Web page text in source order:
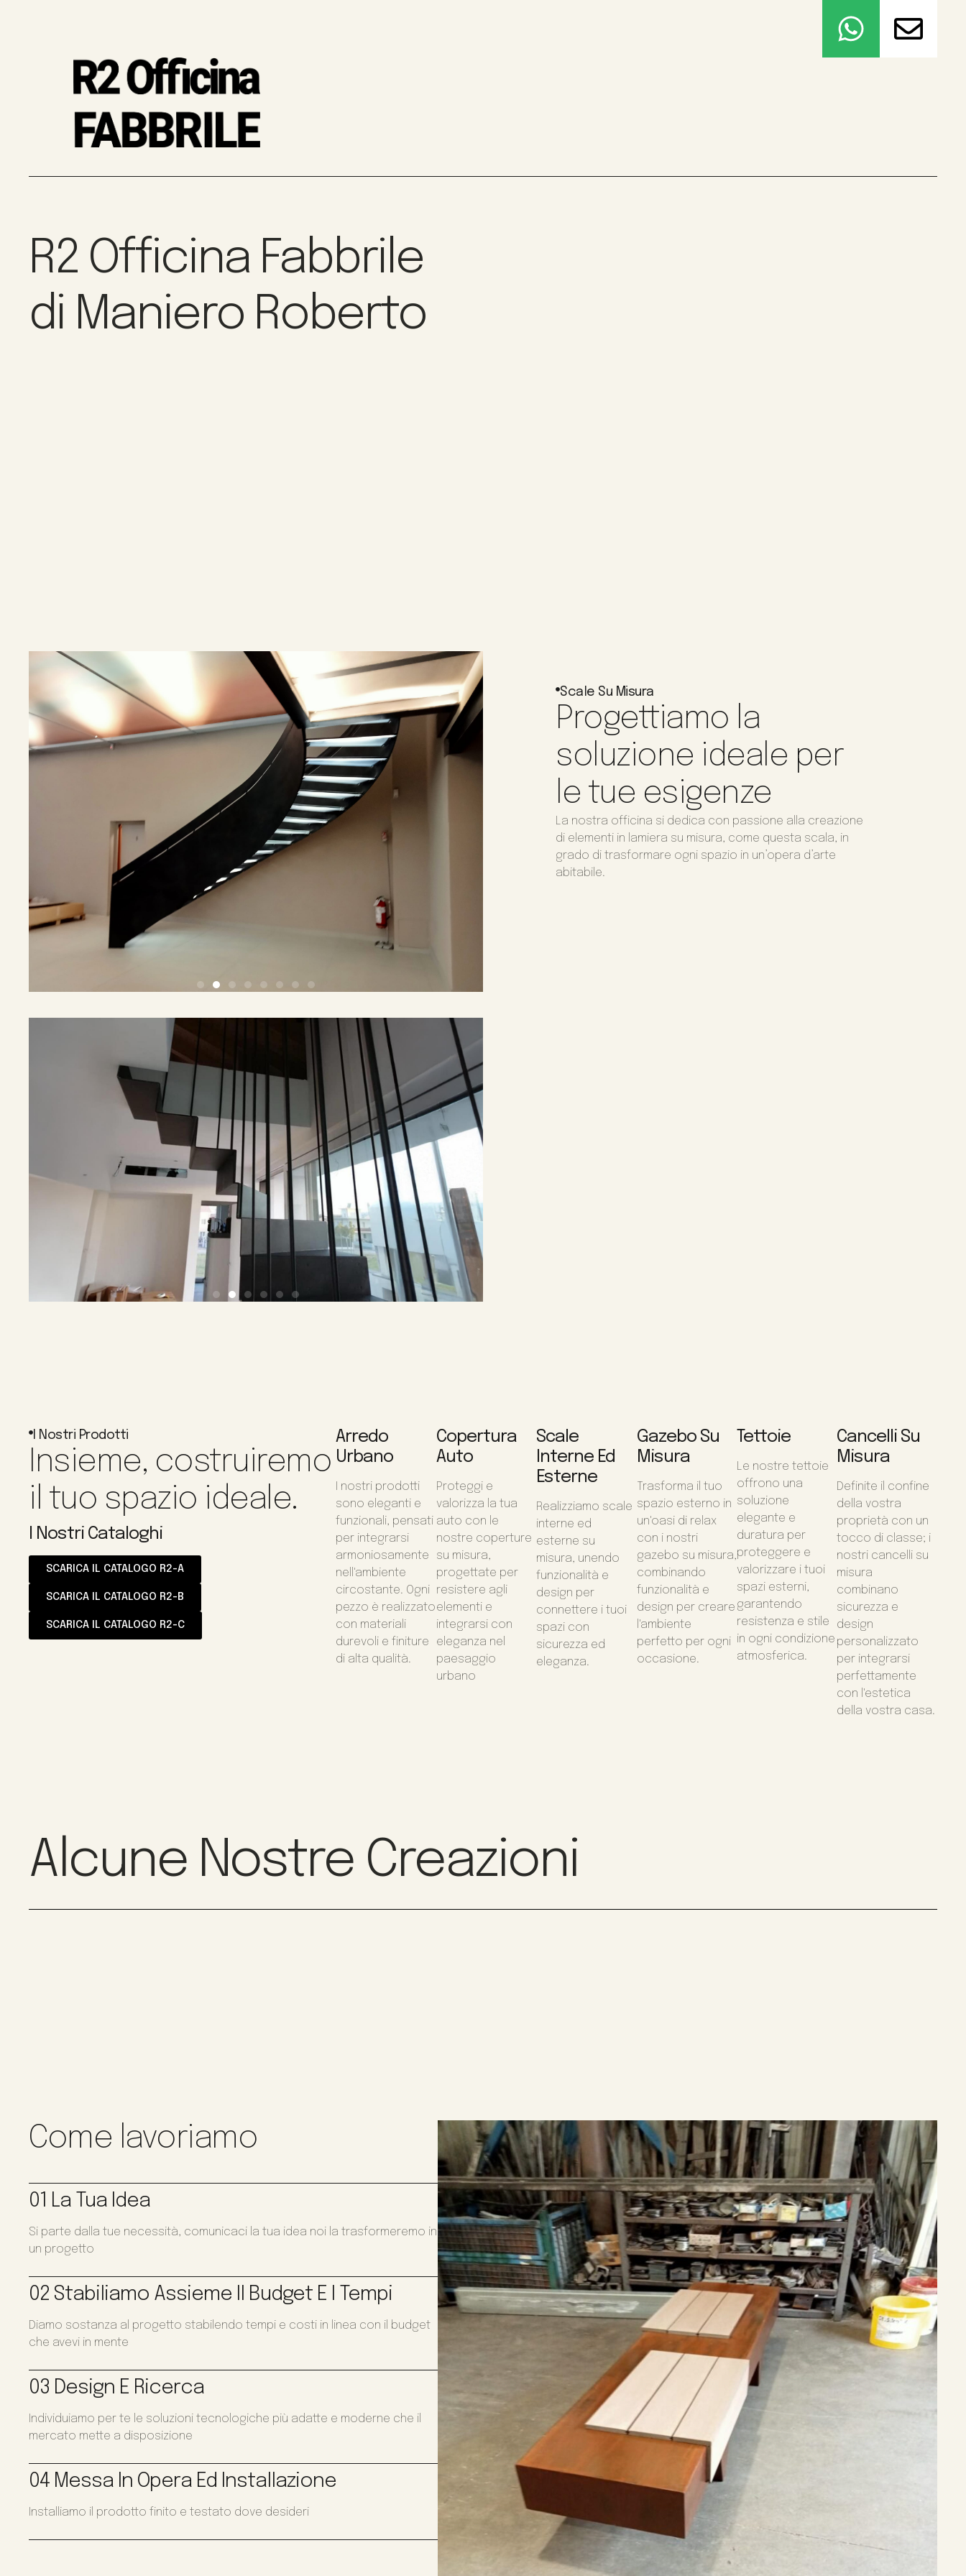
R2 Officina Fabbrile
di Maniero Roberto
Scale Su Misura
Progettiamo la
soluzione ideale per
le tue esigenze
La nostra officina si dedica con passione alla creazione
di elementi in lamiera su misura, come questa scala, in
grado di trasformare ogni spazio in un’opera d’arte
abitabile.
I Nostri Prodotti
Insieme, costruiremo
il tuo spazio ideale.
I Nostri Cataloghi
SCARICA IL CATALOGO R2-A
SCARICA IL CATALOGO R2-B
SCARICA IL CATALOGO R2-C
Arredo
Urbano
I nostri prodotti
sono eleganti e
funzionali, pensati
per integrarsi
armoniosamente
nell'ambiente
circostante. Ogni
pezzo è realizzato
con materiali
durevoli e finiture
di alta qualità.
Copertura
Auto
Proteggi e
valorizza la tua
auto con le
nostre coperture
su misura,
progettate per
resistere agli
elementi e
integrarsi con
eleganza nel
paesaggio
urbano
Scale
Interne Ed
Esterne
Realizziamo scale
interne ed
esterne su
misura, unendo
funzionalità e
design per
connettere i tuoi
spazi con
sicurezza ed
eleganza.
Gazebo Su
Misura
Trasforma il tuo
spazio esterno in
un'oasi di relax
con i nostri
gazebo su misura,
combinando
funzionalità e
design per creare
l'ambiente
perfetto per ogni
occasione.
Tettoie
Le nostre tettoie
offrono una
soluzione
elegante e
duratura per
proteggere e
valorizzare i tuoi
spazi esterni,
garantendo
resistenza e stile
in ogni condizione
atmosferica.
Cancelli Su
Misura
Definite il confine
della vostra
proprietà con un
tocco di classe; i
nostri cancelli su
misura
combinano
sicurezza e
design
personalizzato
per integrarsi
perfettamente
con l'estetica
della vostra casa.
Alcune Nostre Creazioni
Come lavoriamo
01 La Tua Idea
Si parte dalla tue necessità, comunicaci la tua idea noi la trasformeremo in
un progetto
02 Stabiliamo Assieme Il Budget E I Tempi
Diamo sostanza al progetto stabilendo tempi e costi in linea con il budget
che avevi in mente
03 Design E Ricerca
Individuiamo per te le soluzioni tecnologiche più adatte e moderne che il
mercato mette a disposizione
04 Messa In Opera Ed Installazione
Installiamo il prodotto finito e testato dove desideri